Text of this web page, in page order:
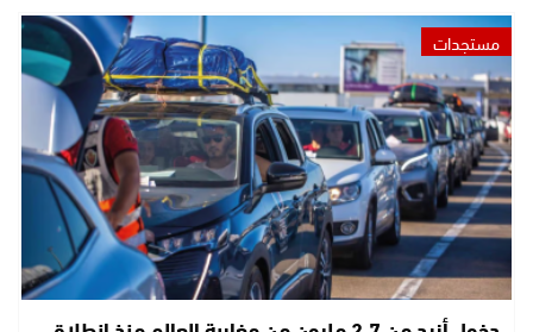
مستجدات